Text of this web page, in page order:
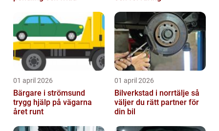
01 april 2026
Bärgare i strömsund
trygg hjälp på vägarna
året runt
01 april 2026
Bilverkstad i norrtälje så
väljer du rätt partner för
din bil